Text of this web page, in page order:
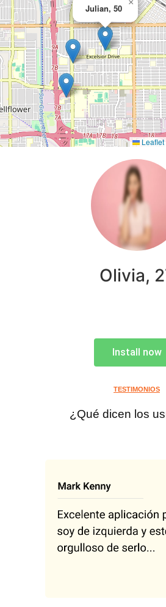
Julian, 50
×
Leaflet
Olivia,
Install now
TESTIMONIOS
¿Qué dicen los